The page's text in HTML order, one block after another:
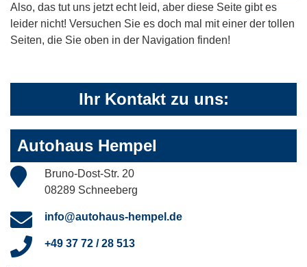
Also, das tut uns jetzt echt leid, aber diese Seite gibt es
leider nicht! Versuchen Sie es doch mal mit einer der tollen
Seiten, die Sie oben in der Navigation finden!
Ihr Kontakt zu uns:
Autohaus Hempel
Bruno-Dost-Str. 20
08289 Schneeberg
info@autohaus-hempel.de
+49 37 72 / 28 513